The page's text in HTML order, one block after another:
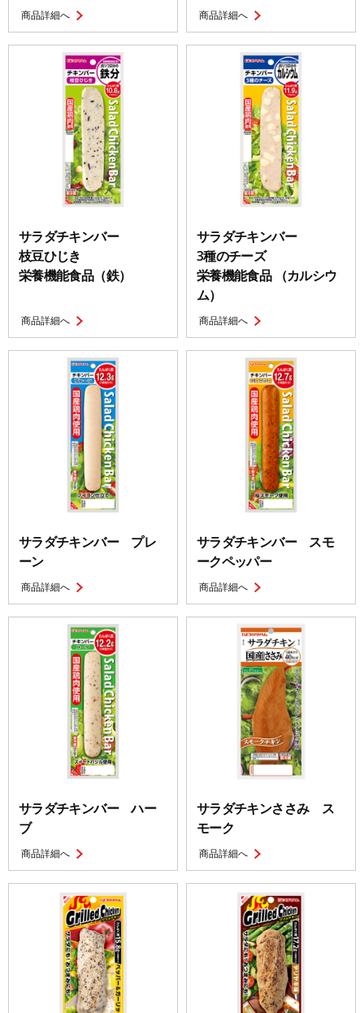
商品詳細へ 商品詳細へ
サラダチキンバー
枝豆ひじき
栄養機能食品（鉄）
商品詳細へ
サラダチキンバー
3種のチーズ
栄養機能食品 （カルシウ
ム）
商品詳細へ
サラダチキンバー プレ
ーン
商品詳細へ
サラダチキンバー スモ
ークペッパー
商品詳細へ
サラダチキンバー ハー
ブ
商品詳細へ
サラダチキンささみ ス
モーク
商品詳細へ